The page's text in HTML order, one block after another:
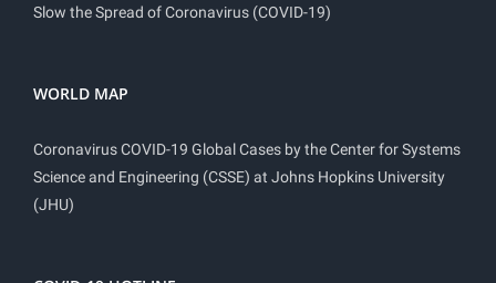
Slow the Spread of Coronavirus (COVID-19)
WORLD MAP
Coronavirus COVID-19 Global Cases by the Center for Systems
Science and Engineering (CSSE) at Johns Hopkins University
(JHU)